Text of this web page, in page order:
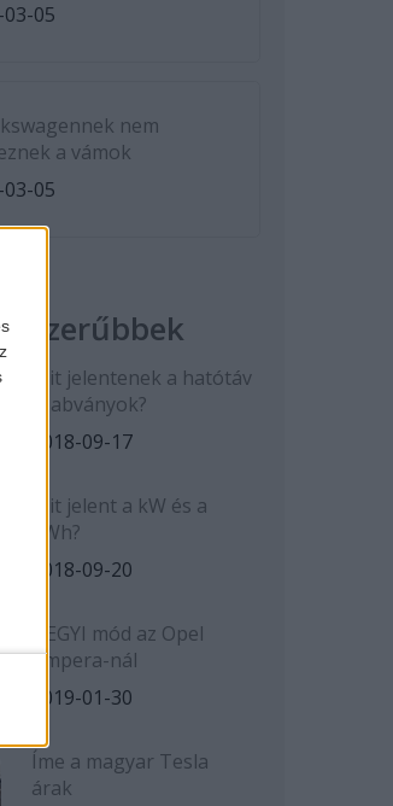
05
nem
a vámok
05
Mit jelentenek a hatótáv
szabványok?
2018-09-17
Mit jelent a kW és a
kWh?
2018-09-20
HEGYI mód az Opel
Ampera-nál
2019-01-30
Íme a magyar Tesla
árak